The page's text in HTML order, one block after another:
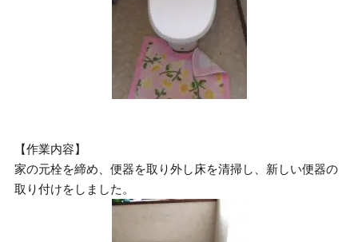
【作業内容】
家の元栓を締め、便器を取り外し床を清掃し、新しい便器の
取り付けをしました。